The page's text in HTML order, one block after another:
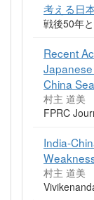
考える日
戦後50年
Recent
China
村主 道美
FPRC
India-
村主 道美